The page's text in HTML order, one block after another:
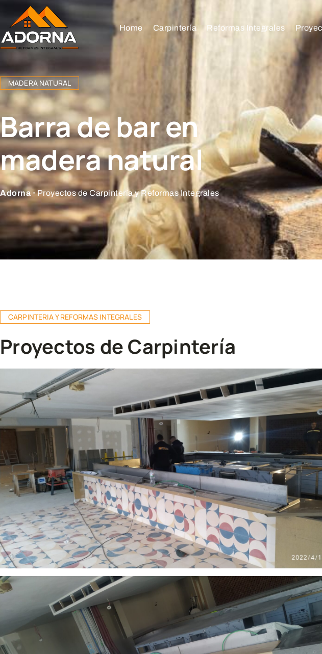
Home Carpintería Reformas Integrales
MADERA NATURAL
Barra de bar en
madera natural
Adorna ·Proyectos de Carpintería y Reformas Integrales
CARPINTERIA Y REFORMAS INTEGRALES
Proyectos de Carpintería